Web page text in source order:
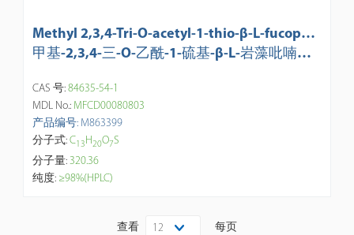
Methyl 2,3,4-Tri-O-acetyl-1-thio-β-L-fucopyr
anoside
甲基-2,3,4-三-O-乙酰-1-硫基-β-L-岩藻吡喃糖
CAS 号:84635-54-1
MDL No.: MFCD00080803
产品编号: M863399
分子式:C13H20O7S
分子量:320.36
纯度: ≥98%(HPLC)
查看 12 每页